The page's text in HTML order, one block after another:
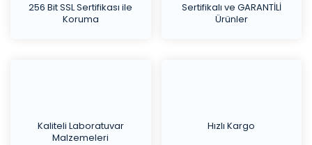
256 Bit SSL Sertifikası ile
Koruma
Sertifikalı ve GARANTİLİ
Ürünler
Kaliteli Laboratuvar
Malzemeleri
Hızlı Kargo